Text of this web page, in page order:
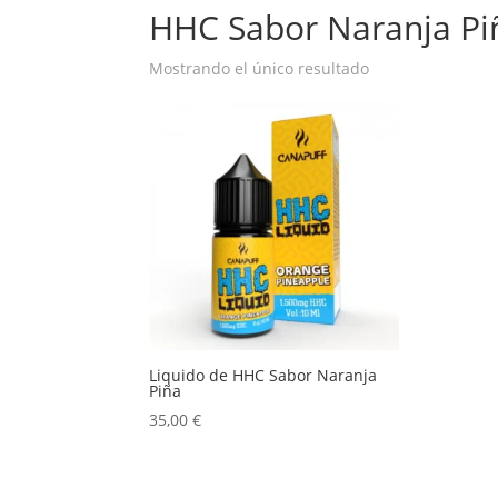
HHC Sabor Naranja
Mostrando el único resultado
Liquido de HHC Sabor Naranja
Piña
35,00€